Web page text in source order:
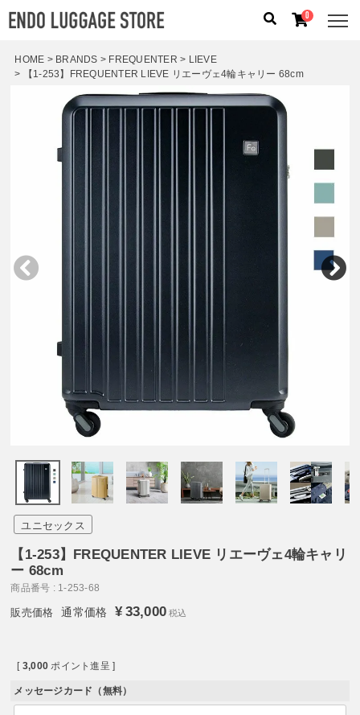
ー/機内持込
ブランドから探す
検索する
0
HOME BRANDS FREQUENTER
LIEVE
【1-253】FREQUENTER LIEVE リエーヴェ4輪キャリー 68cm
ユニセックス
【1-253】FREQUENTER LIEVE リエーヴェ4輪キャリ
ー 68cm
商品番号 1-253-68
通常価格 ¥33,000 税込
[ 3,000 ポイント進呈 ]
メッセージカード（無料）